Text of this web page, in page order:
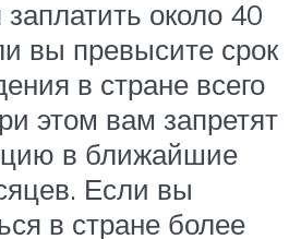
около 40
вы превысите срок
в стране всего
этом вам запретят
в ближайшие
Если вы
в стране более